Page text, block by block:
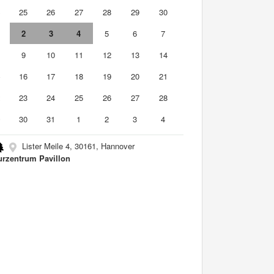
25 26 27 28 29
30
2 3 4 5 6
7
9 10 11 12 13
14
16 17 18 19 20
21
23 24 25 26 27
28
30 31 1 2 3 4
Lister Meile 4, 30161, Hannover
Pavillon